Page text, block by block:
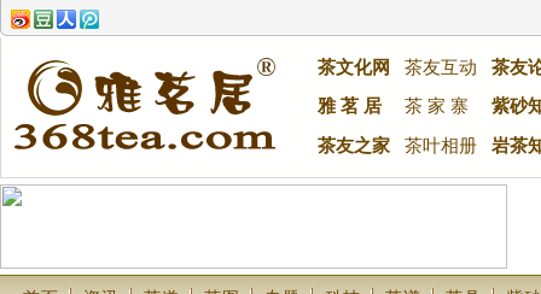
茶文化网 茶友互动
茶友
雅 茗 居
茶 家 寨 紫砂
茶友之家 茶叶相册 岩茶